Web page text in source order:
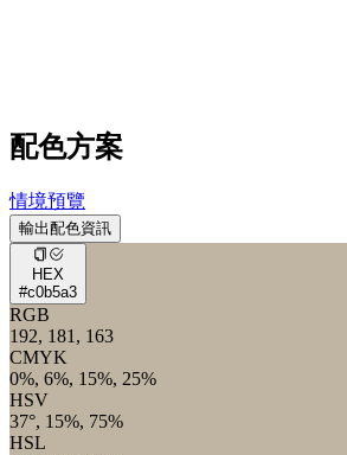
配色方案
情境預覽
輸出配色資訊
HEX
#c0b5a3
RGB
192, 181, 163
CMYK
0%, 6%, 15%, 25%
HSV
37°, 15%, 75%
HSL